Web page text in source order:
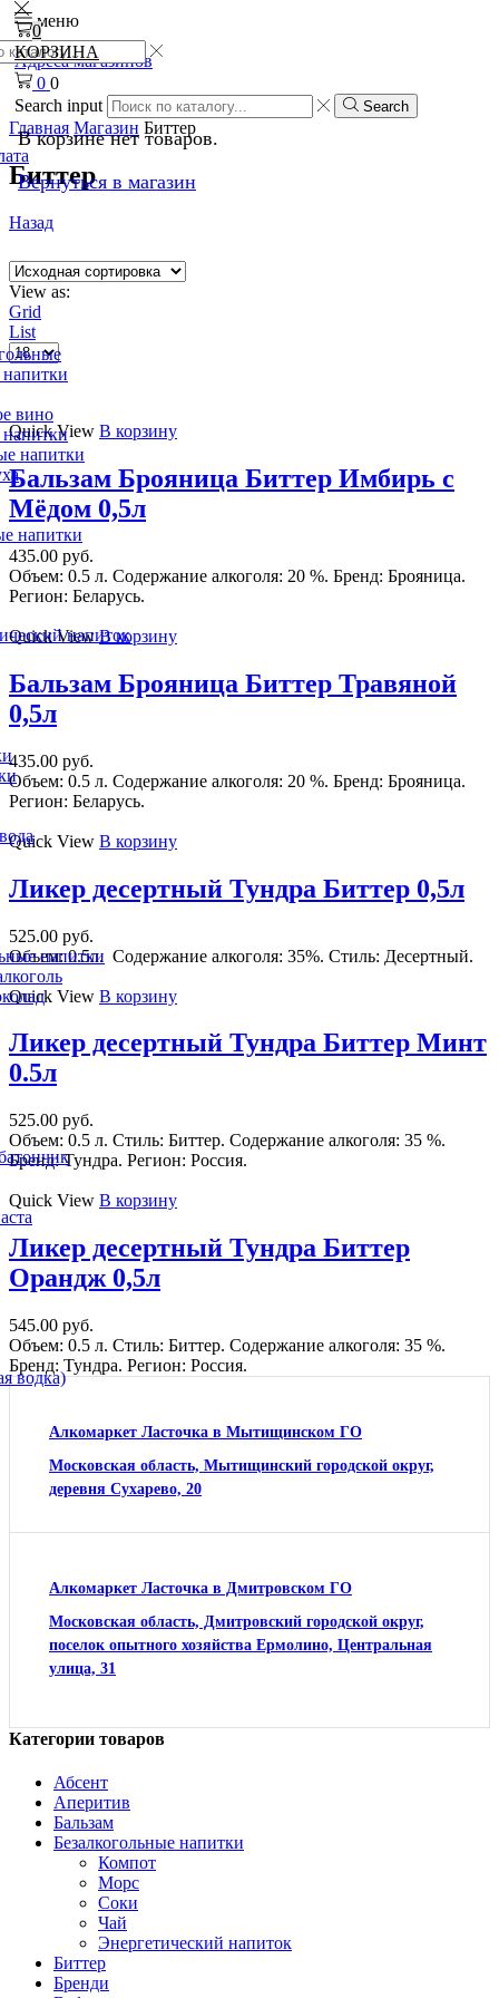
меню
вино
напитки
напитки
напиток
напитки
водка)
Адреса магазинов
0 0
0
КОРЗИНА
В корзине нет товаров.
Вернуться в магазин
Search input Search
Главная Магазин Биттер
Биттер
Назад
View as:
Grid
List
Quick View В корзину
Бальзам Брояница Биттер Имбирь с
Мёдом 0,5л
435.00 руб.
Объем: 0.5 л. Содержание алкоголя: 20 %. Бренд: Брояница.
Регион: Беларусь.
Quick View В корзину
Бальзам Брояница Биттер Травяной
0,5л
435.00 руб.
Объем: 0.5 л. Содержание алкоголя: 20 %. Бренд: Брояница.
Регион: Беларусь.
Quick View В корзину
Ликер десертный Тундра Биттер 0,5л
525.00 руб.
Объем: 0.5л. Содержание алкоголя: 35%. Стиль: Десертный.
Quick View В корзину
Ликер десертный Тундра Биттер Минт
0.5л
525.00 руб.
Объем: 0.5 л. Стиль: Биттер. Содержание алкоголя: 35 %.
Бренд: Тундра. Регион: Россия.
Quick View В корзину
Ликер десертный Тундра Биттер
Орандж 0,5л
545.00 руб.
Объем: 0.5 л. Стиль: Биттер. Содержание алкоголя: 35 %.
Бренд: Тундра. Регион: Россия.
Алкомаркет Ласточка в Мытищинском ГО
Московская область, Мытищинский городской округ,
деревня Сухарево, 20
Алкомаркет Ласточка в Дмитровском ГО
Московская область, Дмитровский городской округ,
поселок опытного хозяйства Ермолино, Центральная
улица, 31
Категории товаров
Абсент
Аперитив
Бальзам
Безалкогольные напитки
Компот
Морс
Соки
Чай
Энергетический напиток
Биттер
Бренди